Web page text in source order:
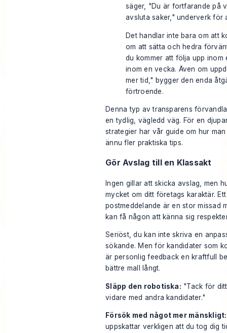
säger, "Du är fortfarande på
avsluta saker," underverk för
Det handlar inte bara om att
om att sätta och hedra
du kommer att följa upp
inom en vecka. Även om
mer tid," bygger den enda
förtroende.
Denna typ av transparens
en tydlig, vägledd väg. För en
strategier har vår guide om hur
ännu fler praktiska tips.
Gör Avslag till en Klassakt
Ingen gillar att skicka avslag, men
mycket om ditt företags karaktär.
postmeddelande är en stor missad
kan få någon att känna sig
Seriöst, du kan inte skriva en
sökande. Men för kandidater som
är personlig feedback en kraftfull
bättre mall långt.
Släpp den robotiska: "Tack för
vidare med andra kandidater."
Försök med något mer mänskligt:
uppskattar verkligen att du tog dig